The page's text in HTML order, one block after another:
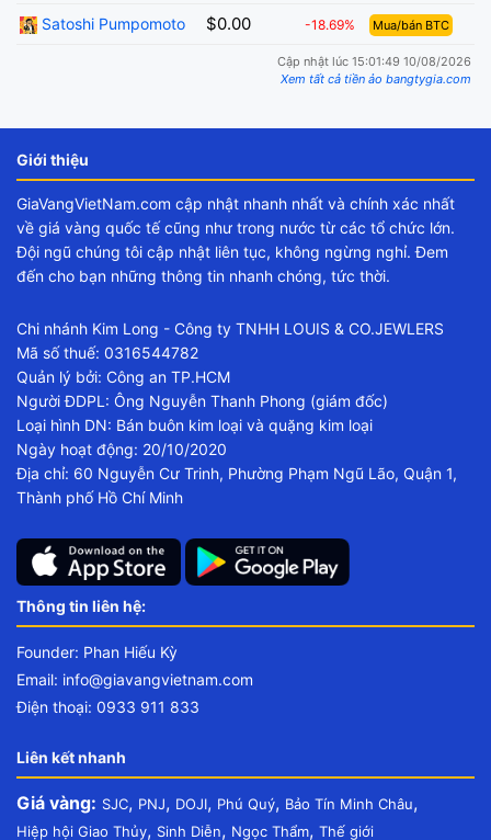
Satoshi Pumpomoto $0.00 -18.69% Mua/bán BTC
Cập nhật lúc 15:01:49 10/08/2026
Xem tất cả tiền ảo bangtygia.com
Giới thiệu
GiaVangVietNam.com cập nhật nhanh nhất và chính xác nhất
về giá vàng quốc tế cũng như trong nước từ các tổ chức lớn.
Đội ngũ chúng tôi cập nhật liên tục, không ngừng nghỉ. Đem
đến cho bạn những thông tin nhanh chóng, tức thời.
Chi nhánh Kim Long - Công ty TNHH LOUIS & CO.JEWLERS
Mã số thuế: 0316544782
Quản lý bởi: Công an TP.HCM
Người ĐDPL: Ông Nguyễn Thanh Phong (giám đốc)
Loại hình DN: Bán buôn kim loại và quặng kim loại
Ngày hoạt động: 20/10/2020
Địa chỉ: 60 Nguyễn Cư Trinh, Phường Phạm Ngũ Lão, Quận 1,
Thành phố Hồ Chí Minh
Thông tin liên hệ:
Founder: Phan Hiếu Kỳ
Email: info@giavangvietnam.com
Điện thoại: 0933 911 833
Liên kết nhanh
Giá vàng: SJC, PNJ, DOJI, Phú Quý, Bảo Tín Minh Châu,
Hiệp hội Giao Thủy, Sinh Diễn, Ngọc Thẩm, Thế giới